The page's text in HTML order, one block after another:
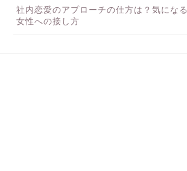
社内恋愛のアプローチの仕方は？気になる
女性への接し方